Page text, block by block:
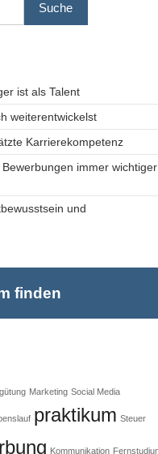
Suche
ist als Talent
weiterentwickelst
Karrierekompetenz
immer wichtiger
und
finden
Marketing Social Media
praktikum Steuer
Kommunikation